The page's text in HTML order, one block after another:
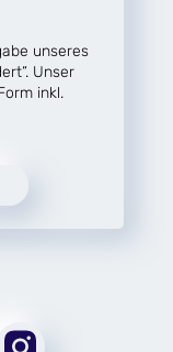
unseres
Unser
inkl.